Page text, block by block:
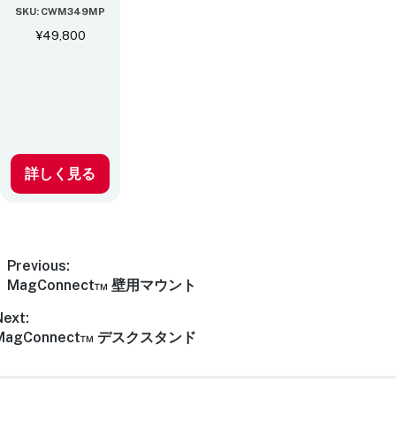
SKU: CWM349MP
¥49,800
詳しく見る
Previous:
MagConnect™ 壁用マウント
デスクスタンド